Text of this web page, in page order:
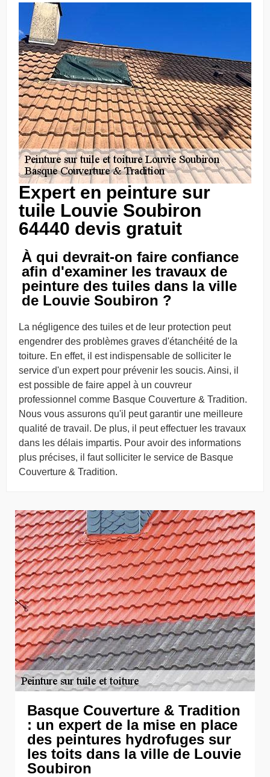
Expert en peinture sur
tuile Louvie Soubiron
64440 devis gratuit
À qui devrait-on faire confiance
afin d'examiner les travaux de
peinture des tuiles dans la ville
de Louvie Soubiron ?
La négligence des tuiles et de leur protection peut
engendrer des problèmes graves d'étanchéité de la
toiture. En effet, il est indispensable de solliciter le
service d'un expert pour prévenir les soucis. Ainsi, il
est possible de faire appel à un couvreur
professionnel comme Basque Couverture & Tradition.
Nous vous assurons qu'il peut garantir une meilleure
qualité de travail. De plus, il peut effectuer les travaux
dans les délais impartis. Pour avoir des informations
plus précises, il faut solliciter le service de Basque
Couverture & Tradition.
Basque Couverture & Tradition
: un expert de la mise en place
des peintures hydrofuges sur
les toits dans la ville de Louvie
Soubiron